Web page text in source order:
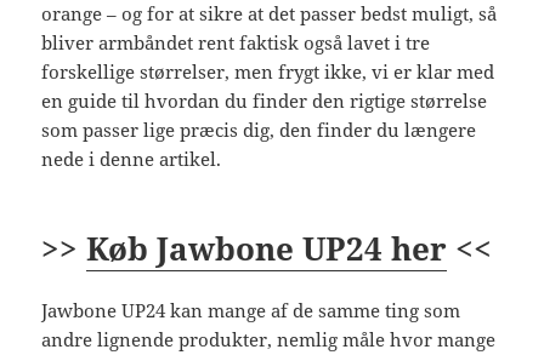
orange – og for at sikre at det passer bedst muligt, så
bliver armbåndet rent faktisk også lavet i tre
forskellige størrelser, men frygt ikke, vi er klar med
en guide til hvordan du finder den rigtige størrelse
som passer lige præcis dig, den finder du længere
nede i denne artikel.
>>Køb Jawbone UP24 her <<
Jawbone UP24 kan mange af de samme ting som
andre lignende produkter, nemlig måle hvor mange